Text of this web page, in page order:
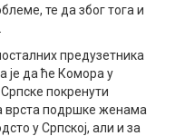
те да због тога и
предузетника
је да ће Комора у
покренути
врста подршке женама
у Српској, али и за